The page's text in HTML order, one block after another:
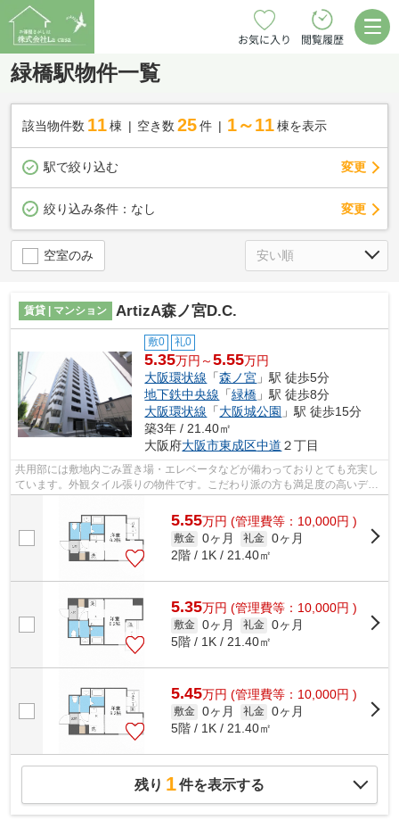
お気に入り 閲覧履歴
緑橋駅物件一覧
該当物件数 11棟 空き数 25 件 1～11 棟を表示
駅で絞り込む 変更
絞り込み条件： なし 変更
空室のみ
賃貸 | マンション ArtizA森ノ宮D.C.
敷0 礼0
5.35万円～5.55万円
大阪環状線 「森ノ宮 」駅 徒歩5分
地下鉄中央線 「緑橋 」駅 徒歩8分
大阪環状線 「大阪城公園 」駅 徒歩15分
築3年 / 21.40㎡
大阪府大阪市東成区中道 ２丁目
共用部には敷地内ごみ置き場・エレベータなどが備わっておりとても充実し
ています。外観タイル張りの物件です。こだわり派の方も満足度の高いデザ
イナーズマンションです。12階建てで...
5.55万円 (管理費等：10,000円 )
敷金 0ヶ月 礼金 0ヶ月
2階 / 1K / 21.40㎡
5.35万円 (管理費等：10,000円 )
敷金 0ヶ月 礼金 0ヶ月
5階 / 1K / 21.40㎡
5.45万円 (管理費等：10,000円 )
敷金 0ヶ月 礼金 0ヶ月
5階 / 1K / 21.40㎡
残り 1件を表示する